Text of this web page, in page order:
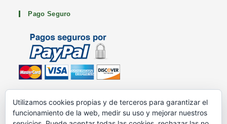
Pago Seguro
G+ Huertoshop
G+ Stuart Franklin
Utilizamos cookies propias y de terceros para garantizar el
funcionamiento de la web, medir su uso y mejorar nuestros